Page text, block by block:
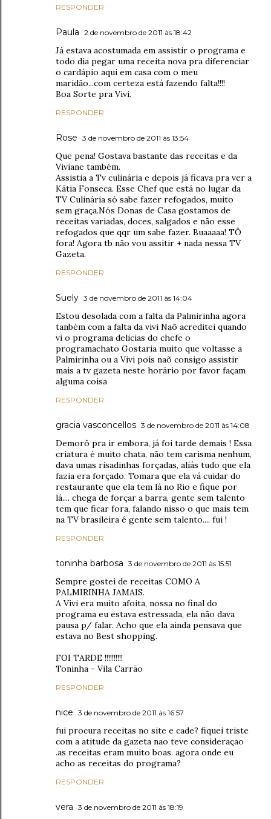
RESPONDER
Paula 2 de novembro de 2011 às 18:42
Já estava acostumada em assistir o programa e
todo dia pegar uma receita nova pra diferenciar
o cardápio aqui em casa com o meu
maridão...com certeza está fazendo falta!!!!
Boa Sorte pra Vivi.
RESPONDER
Rose 3 de novembro de 2011 às 13:54
Que pena! Gostava bastante das receitas e da
Viviane também.
Assistia a Tv culinária e depois já ficava pra ver a
Kátia Fonseca. Esse Chef que está no lugar da
TV Culinária só sabe fazer refogados, muito
sem graça.Nós Donas de Casa gostamos de
receitas variadas, doces, salgados e não esse
refogados que qqr um sabe fazer. Buaaaaa! TÔ
fora! Agora tb não vou assitir + nada nessa TV
Gazeta.
RESPONDER
Suely 3 de novembro de 2011 às 14:04
Estou desolada com a falta da Palmirinha agora
tanbém com a falta da vivi Naõ acreditei quando
vi o programa delicias do chefe o
programachato Gostaria muito que voltasse a
Palmirinha ou a Vivi pois naõ consigo assistir
mais a tv gazeta neste horário por favor façam
alguma coisa
RESPONDER
gracia vasconcellos 3 de novembro de 2011 às 14:08
Demorô pra ir embora, já foi tarde demais ! Essa
criatura é muito chata, não tem carisma nenhum,
dava umas risadinhas forçadas, aliás tudo que ela
fazia era forçado. Tomara que ela vá cuidar do
restaurante que ela tem lá no Rio e fique por
lá.... chega de forçar a barra, gente sem talento
tem que ficar fora, falando nisso o que mais tem
na TV brasileira é gente sem talento.... fui !
RESPONDER
toninha barbosa 3 de novembro de 2011 às 15:51
Sempre gostei de receitas COMO A
PALMIRINHA JAMAIS.
A Vivi era muito afoita, nossa no final do
programa eu estava estressada, ela não dava
pausa p/ falar. Acho que ela ainda pensava que
estava no Best shopping.
FOI TARDE !!!!!!!!!!
Toninha - Vila Carrão
RESPONDER
nice 3 de novembro de 2011 às 16:57
fui procura receitas no site e cade? fiquei triste
com a atitude da gazeta nao teve consideraçao
.as receitas eram muito boas. agora onde eu
acho as receitas do programa?
RESPONDER
vera 3 de novembro de 2011 às 18:19